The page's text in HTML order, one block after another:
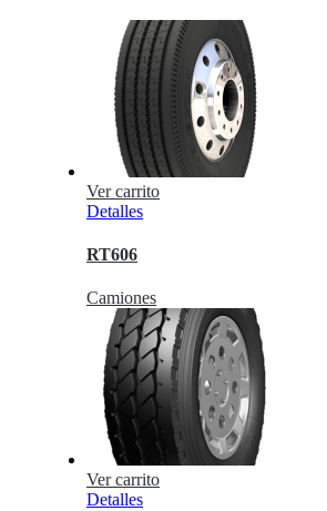
Ver carrito
Detalles
RT606
Camiones
Ver carrito
Detalles